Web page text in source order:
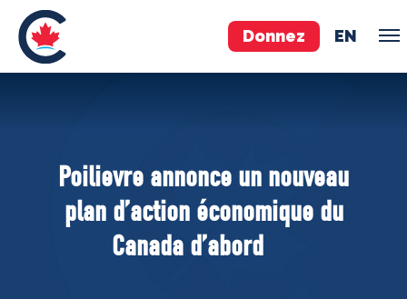
Donnez EN
Pierre Poilievre
Vos députés conservateurs
Cabinet fantôme
Exécutif national
Poilievre annonce un nouveau
plan d’action économique du
Canada d’abord